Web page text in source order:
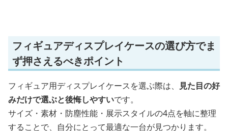
フィギュアディスプレイケースの選び方でま
ず押さえるべきポイント
フィギュア用ディスプレイケースを選ぶ際は、
見た目の好
みだけで選ぶと後悔しやすいです。
サイズ・素材・防塵性能・展示スタイルの4点を軸に整理
することで、自分にとって最適な一台が見つかります。